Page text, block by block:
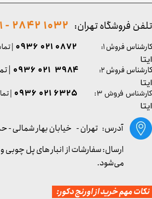
کارشناس فروش ۳: ۶۳۲۵ ۰۲۱ ۰۹۳۶ |
ایتا
آدرس: تهران - خیابان بهار شمالی -
تلفن فروشگاه تهران: 1032 2842 - 021
مهم خرید از اورنج دکور:
کارشناس فروش ۱: 0872 021 0936
|
ایتا
کارشناس فروش ۲:
۳۹۸۴ ۰۲۱ ۰۹۳۶ |
ایتا
ارسال: سفارشات از انبار های پل چوبی
می‌شود.